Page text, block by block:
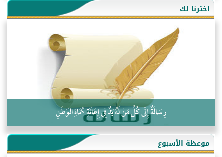
أُسُـسُ بَـيْـتِ الـمُسْـلِمِ
التَّعْلِيمُ القُرْآنِي
كلمة إلى إخواني السلفيين في الجزائر
اخترنا لك
رِسَالَةٌ إِلَى كُلِّ مَنْ لَهُ يَدٌ فِي إِعَانَةِ حُمَاةِ الوَطَنِ
موعظة الأسبوع